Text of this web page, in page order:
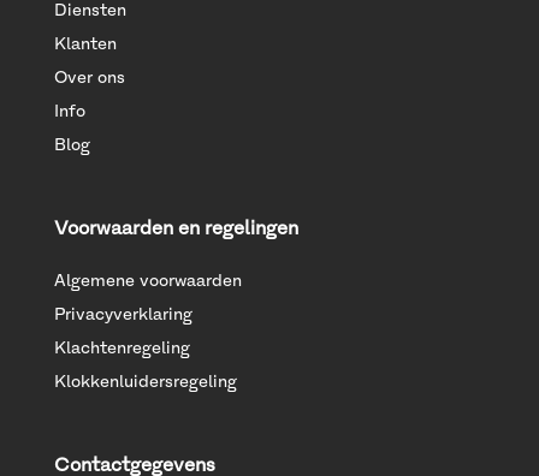
Diensten
Klanten
Over ons
Info
Blog
Voorwaarden en regelingen
Algemene voorwaarden
Privacyverklaring
Klachtenregeling
Klokkenluidersregeling
Contactgegevens